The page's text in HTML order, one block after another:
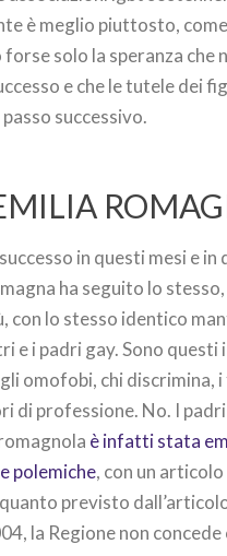
è meglio piuttosto,
forse solo la speranza che
e che le tutele dei
successivo.
in questi mesi e in
ha seguito lo
con lo stesso identico
e i padri gay. Sono questi
omofobi, chi discrimina,
di professione. No. I padri
è infatti stata
polemiche, con un
previsto
la Regione non